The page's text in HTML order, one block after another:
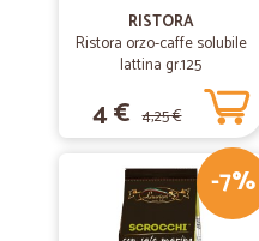
RISTORA
Ristora orzo-caffe solubile
lattina gr.125
4 € 4,25 €
-7%